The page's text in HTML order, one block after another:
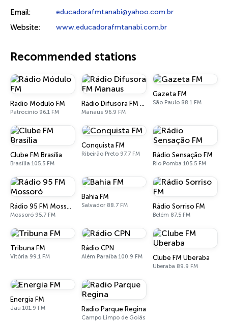
Email: educadorafmtanabi@yahoo.com.br
Website: www.educadorafmtanabi.com.br
Recommended stations
Rádio Módulo FM
Patrocínio 96.1 FM
Rádio Difusora FM Manaus
Manaus 96.9 FM
Gazeta FM
São Paulo 88.1 FM
Clube FM Brasília
Brasília 105.5 FM
Conquista FM
Ribeirão Preto 97.7 FM Rádio Sensação FM
Rio Pomba 105.5 FM
Rádio 95 FM Mossoró
Mossoró 95.7 FM
Bahia FM
Salvador 88.7 FM Rádio Sorriso FM
Belém 87.5 FM
Tribuna FM
Vitória 99.1 FM
Rádio CPN
Além Paraíba 100.9 FM Clube FM Uberaba
Uberaba 89.9 FM
Energia FM
Jaú 101.9 FM Radio Parque Regina
Campo Limpo de Goiás